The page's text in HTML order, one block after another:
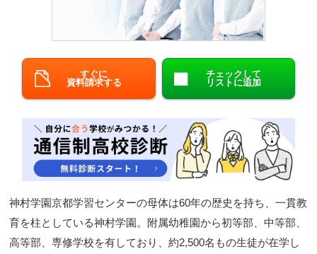
九州・沖縄
閉じる
すぐに
資料請求する
チェックして
リストに追加
神村学園京都学習センターの母体は60年の歴史を持ち、一貫教
育を柱としている神村学園。附属幼稚園から初等部、中等部、
高等部、専修学校を有しており、約2,500名もの生徒が在学し